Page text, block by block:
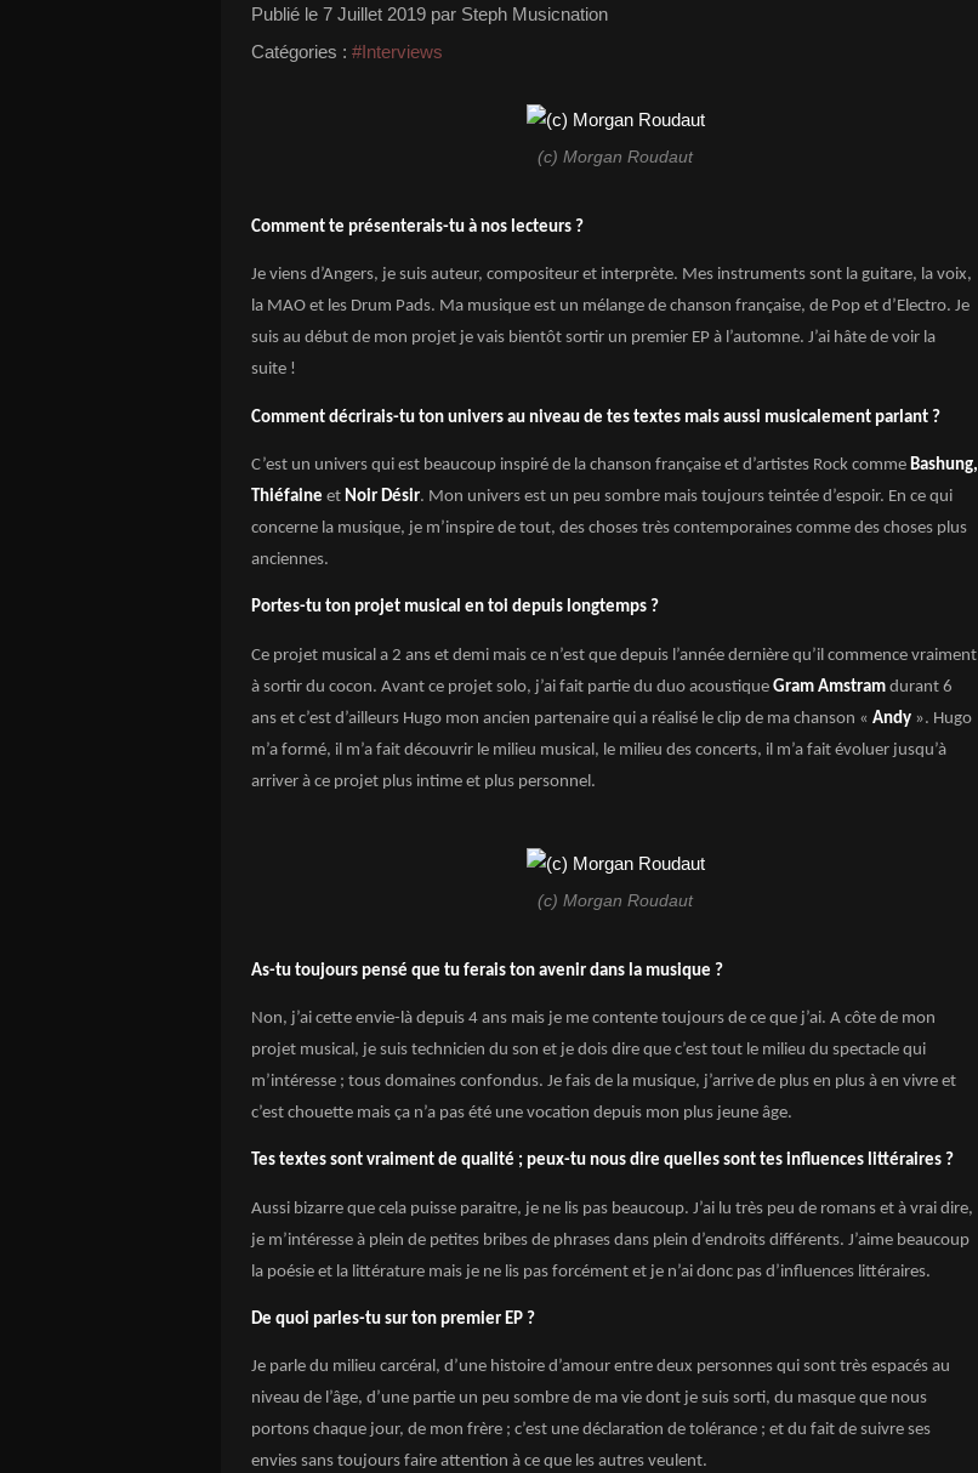
Publié le 7 Juillet 2019 par Steph Musicnation
Catégories : #Interviews
(c) Morgan Roudaut
Comment te présenterais-tu à nos lecteurs ?
Je viens d’Angers, je suis auteur, compositeur et interprète. Mes instruments sont la guitare, la voix,
la MAO et les Drum Pads. Ma musique est un mélange de chanson française, de Pop et d’Electro. Je
suis au début de mon projet je vais bientôt sortir un premier EP à l’automne. J’ai hâte de voir la
suite !
Comment décrirais-tu ton univers au niveau de tes textes mais aussi musicalement parlant ?
C’est un univers qui est beaucoup inspiré de la chanson française et d’artistes Rock comme Bashung,
Thiéfaine et Noir Désir. Mon univers est un peu sombre mais toujours teintée d’espoir. En ce qui
concerne la musique, je m’inspire de tout, des choses très contemporaines comme des choses plus
anciennes.
Portes-tu ton projet musical en toi depuis longtemps ?
Ce projet musical a 2 ans et demi mais ce n’est que depuis l’année dernière qu’il commence vraiment
à sortir du cocon. Avant ce projet solo, j’ai fait partie du duo acoustique Gram Amstram durant 6
ans et c’est d’ailleurs Hugo mon ancien partenaire qui a réalisé le clip de ma chanson « Andy ». Hugo
m’a formé, il m’a fait découvrir le milieu musical, le milieu des concerts, il m’a fait évoluer jusqu’à
arriver à ce projet plus intime et plus personnel.
(c) Morgan Roudaut
As-tu toujours pensé que tu ferais ton avenir dans la musique ?
Non, j’ai cette envie-là depuis 4 ans mais je me contente toujours de ce que j’ai. A côte de mon
projet musical, je suis technicien du son et je dois dire que c’est tout le milieu du spectacle qui
m’intéresse ; tous domaines confondus. Je fais de la musique, j’arrive de plus en plus à en vivre et
c’est chouette mais ça n’a pas été une vocation depuis mon plus jeune âge.
Tes textes sont vraiment de qualité ; peux-tu nous dire quelles sont tes influences littéraires ?
Aussi bizarre que cela puisse paraitre, je ne lis pas beaucoup. J’ai lu très peu de romans et à vrai dire,
je m’intéresse à plein de petites bribes de phrases dans plein d’endroits différents. J’aime beaucoup
la poésie et la littérature mais je ne lis pas forcément et je n’ai donc pas d’influences littéraires.
De quoi parles-tu sur ton premier EP ?
Je parle du milieu carcéral, d’une histoire d’amour entre deux personnes qui sont très espacés au
niveau de l’âge, d’une partie un peu sombre de ma vie dont je suis sorti, du masque que nous
portons chaque jour, de mon frère ; c’est une déclaration de tolérance ; et du fait de suivre ses
envies sans toujours faire attention à ce que les autres veulent.